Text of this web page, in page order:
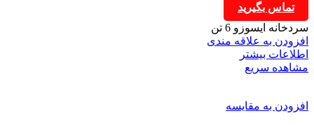
تماس بگیرید
سردخانه ایسوزو 6 تن
افزودن به علاقه مندی
اطلاعات بیشتر
مشاهده سریع
افزودن به مقایسه